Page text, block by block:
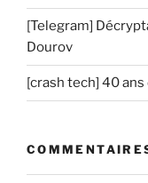
[Telegram]
Dourov
[crash tech] 40 ans